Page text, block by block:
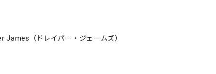
James（ドレイパー・ジェームズ）